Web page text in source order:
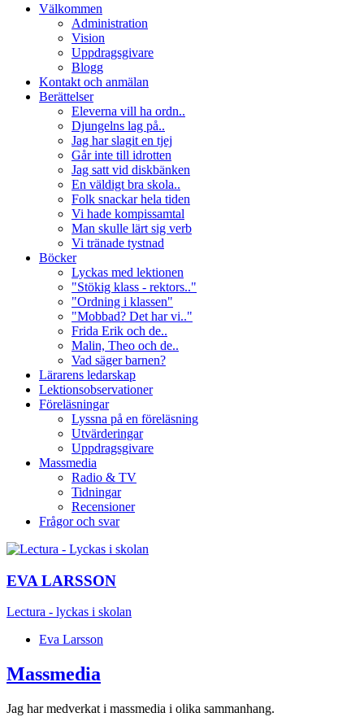
Välkommen
Administration
Vision
Uppdragsgivare
Blogg
Kontakt och anmälan
Berättelser
Eleverna vill ha ordn..
Djungelns lag på..
Jag har slagit en tjej
Går inte till idrotten
Jag satt vid diskbänken
En väldigt bra skola..
Folk snackar hela tiden
Vi hade kompissamtal
Man skulle lärt sig verb
Vi tränade tystnad
Böcker
Lyckas med lektionen
"Stökig klass - rektors.."
"Ordning i klassen"
"Mobbad? Det har vi.."
Frida Erik och de..
Malin, Theo och de..
Vad säger barnen?
Lärarens ledarskap
Lektionsobservationer
Föreläsningar
Lyssna på en föreläsning
Utvärderingar
Uppdragsgivare
Massmedia
Radio & TV
Tidningar
Recensioner
Frågor och svar
EVA LARSSON
Lectura - lyckas i skolan
Eva Larsson
Massmedia
Jag har medverkat i massmedia i olika sammanhang.